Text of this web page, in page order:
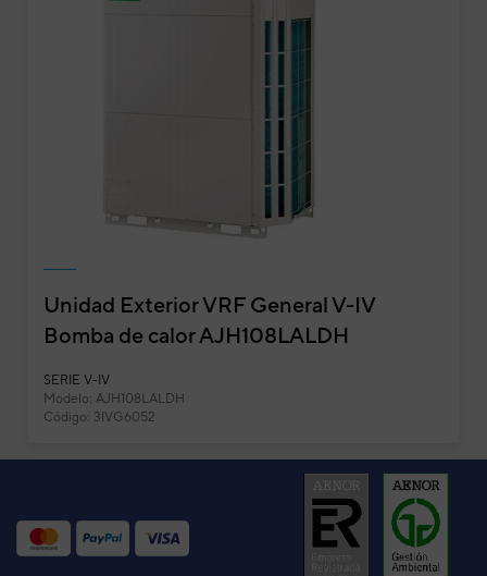
Unidad Exterior VRF General V-IV
Bomba de calor AJH108LALDH
SERIE V-IV
Modelo: AJH108LALDH
Código: 3IVG6052